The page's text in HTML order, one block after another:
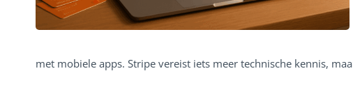
met mobiele apps. Stripe vereist iets meer technische kennis,